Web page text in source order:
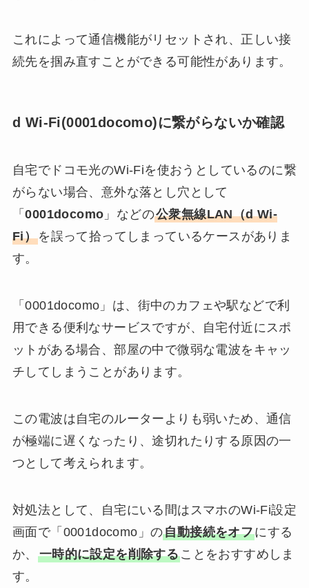
これによって通信機能がリセットされ、正しい接
続先を掴み直すことができる可能性があります。
d Wi-Fi(0001docomo)に繋がらないか確認
自宅でドコモ光のWi-Fiを使おうとしているのに繋
がらない場合、意外な落とし穴として
「0001docomo 」などの公衆無線LAN（d Wi-
Fi）を誤って拾ってしまっているケースがありま
す。
「0001docomo」は、街中のカフェや駅などで利
用できる便利なサービスですが、自宅付近にスポ
ットがある場合、部屋の中で微弱な電波をキャッ
チしてしまうことがあります。
この電波は自宅のルーターよりも弱いため、通信
が極端に遅くなったり、途切れたりする原因の一
つとして考えられます。
対処法として、自宅にいる間はスマホのWi-Fi設定
画面で「0001docomo」の自動接続をオフにする
か、 一時的に設定を削除することをおすすめしま
す。